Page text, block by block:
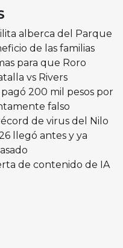
alberca del Parque
de las familias
para que Roro
vs Rivers
200 mil pesos por
falso
de virus del Nilo
llegó antes y ya
de contenido de IA